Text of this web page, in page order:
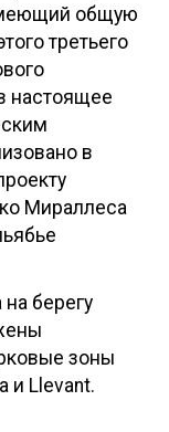
общую
третьего
настоящее
в
Мираллеса
берегу
зоны
и Llevant.